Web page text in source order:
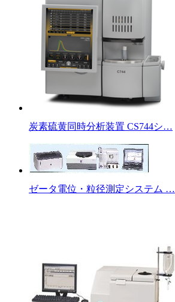
炭素硫黄同時分析装置 CS744シ…
ゼータ電位・粒径測定システム …